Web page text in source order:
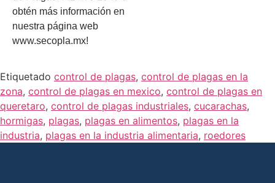
obtén más información en
nuestra página web
www.secopla.mx!
Etiquetado control de plagas, control de plagas en la
zona, control de plagas en mexico, control de plagas en
queretaro, control de plagas industriales, cucarachas,
hormigas, plagas, plagas en alimentos, plagas en la
industria, plagas en la industria alimentaria, roedores